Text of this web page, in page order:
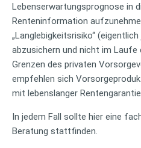
Lebenserwartungsprognose in
Renteninformation
„Langlebigkeitsrisiko“
abzusichern und nicht im Laufe
Grenzen des privaten
empfehlen sich
mit lebenslanger
In jedem Fall sollte hier eine
Beratung stattfinden.